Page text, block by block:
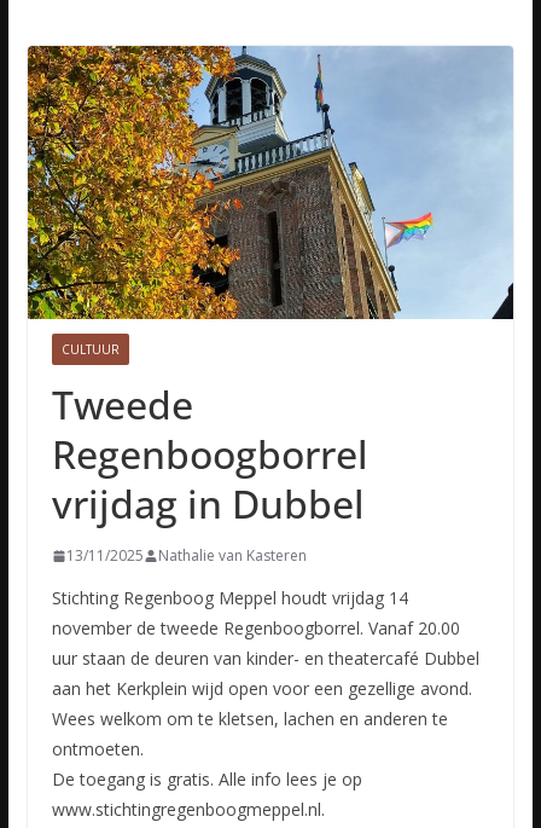
CULTUUR
Tweede
Regenboogborrel
vrijdag in Dubbel
13/11/2025 Nathalie van Kasteren
Stichting Regenboog Meppel houdt vrijdag 14
november de tweede Regenboogborrel. Vanaf 20.00
uur staan de deuren van kinder- en theatercafé Dubbel
aan het Kerkplein wijd open voor een gezellige avond.
Wees welkom om te kletsen, lachen en anderen te
ontmoeten.
De toegang is gratis. Alle info lees je op
www.stichtingregenboogmeppel.nl.